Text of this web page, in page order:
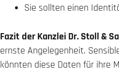
Sie sollten einen
Fazit der Kanzlei Dr. Stoll &
ernste Angelegenheit.
könnten diese Daten für ihre